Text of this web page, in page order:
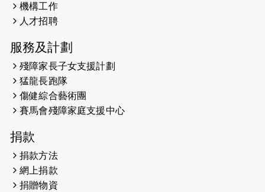
2026-05-21
2026-05-14
（19:00開始）
2026-05-07
開始）
2026-04-30
2026-04-25
機構工作
人才招聘
服務及計劃
殘障家長子女支援計劃
猛龍長跑隊
傷健綜合藝術團
賽馬會殘障家庭支援中心
捐款
捐款方法
網上捐款
捐贈物資